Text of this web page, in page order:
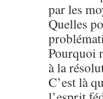
par les
Quelles
Pourquoi
à la
C’est là